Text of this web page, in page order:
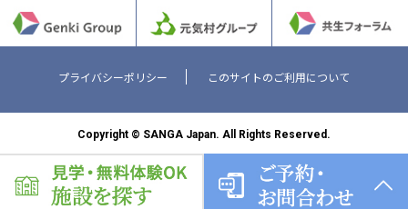
プライバシーポリシー このサイトのご利用について
Copyright © SANGA Japan. All Rights Reserved.